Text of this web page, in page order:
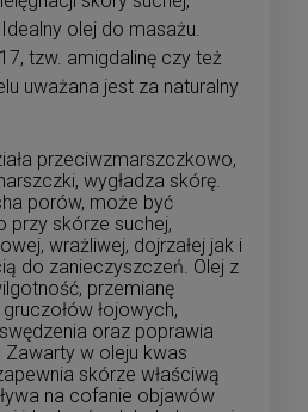
olej do masażu.
tzw. amigdalinę czy też
uważana jest za naturalny
przeciwzmarszczkowo,
wygładza skórę.
porów, może być
przy skórze suchej,
wrażliwej, dojrzałej jak i
do zanieczyszczeń. Olej z
przemianę
łojowych,
oraz poprawia
w oleju kwas
skórze właściwą
na cofanie objawów